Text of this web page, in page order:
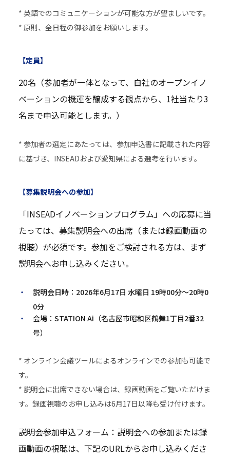
* 英語でのコミュニケーションが可能な方が望ましいです。
* 原則、全日程の御参加をお願いします。
【定員】
20名（参加者が一体となって、自社のオープンイノ
ベーションの機運を醸成する観点から、1社当たり3
名まで申込可能とします。）
* 参加者の選定にあたっては、参加申込書に記載された内容
に基づき、INSEADおよび愛知県による選考を行います。
【募集説明会への参加】
「INSEADイノベーションプログラム」への応募に当
たっては、募集説明会への出席（または録画動画の
視聴）が必須です。参加をご検討される方は、まず
説明会へお申し込みください。
説明会日時：2026年6月17日 水曜日 19時00分～20時0
0分
会場：STATION Ai（名古屋市昭和区鶴舞1丁目2番32
号）
* オンライン会議ツールによるオンラインでの参加も可能で
す。
* 説明会に出席できない場合は、録画動画をご覧いただけま
す。録画視聴のお申し込みは6月17日以降も受け付けます。
説明会参加申込フォーム：説明会への参加または録
画動画の視聴は、下記のURLからお申し込みくださ